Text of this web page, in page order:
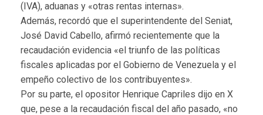
(IVA), aduanas y «otras rentas internas».
Además, recordó que el superintendente del Seniat,
José David Cabello, afirmó recientemente que la
recaudación evidencia «el triunfo de las políticas
fiscales aplicadas por el Gobierno de Venezuela y el
empeño colectivo de los contribuyentes».
Por su parte, el opositor Henrique Capriles dijo en X
que, pese a la recaudación fiscal del año pasado, «no